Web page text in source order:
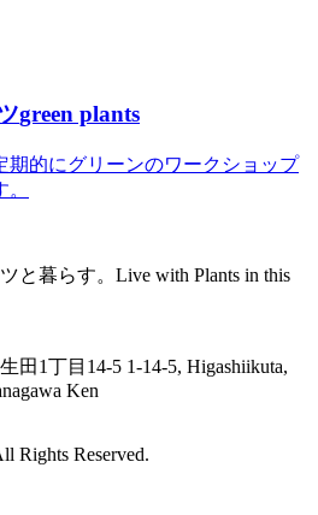
green plants
期的にグリーンのワークショップ
と暮らす。 Live with Plants in this
田1丁目14-5 1-14-5, Higashiikuta,
Ken
Rights Reserved.